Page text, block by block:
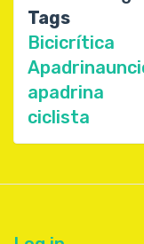
Tags
Bicicrítica
apadrina
ciclista